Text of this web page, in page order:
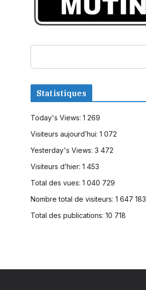
Statistiques
Today's Views: 1 269
Visiteurs aujourd’hui: 1 072
Yesterday's Views: 3 472
Visiteurs d’hier: 1 453
Total des vues: 1 040 729
Nombre total de visiteurs: 1 647 183
Total des publications: 10 718